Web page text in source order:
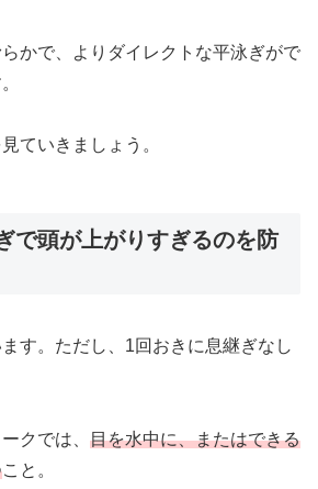
かで、よりダイレクトな平泳ぎがで
ていきましょう。
で頭が上がりすぎるのを防
す。ただし、1回おきに息継ぎなし
クでは、 目を水中に、またはできる
こと。